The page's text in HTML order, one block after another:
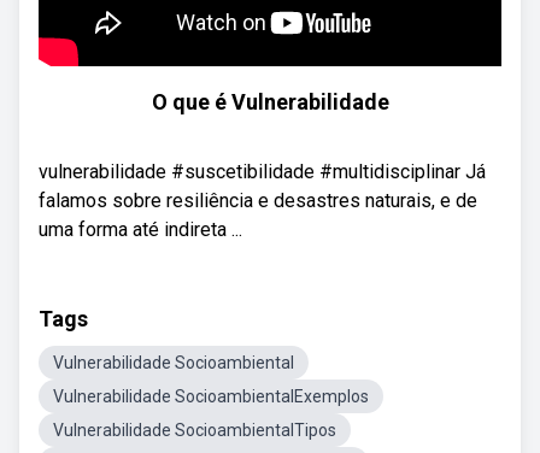
O que é Vulnerabilidade
vulnerabilidade #suscetibilidade #multidisciplinar Já
falamos sobre resiliência e desastres naturais, e de
uma forma até indireta ...
Tags
Vulnerabilidade Socioambiental
Vulnerabilidade SocioambientalExemplos
Vulnerabilidade SocioambientalTipos